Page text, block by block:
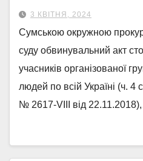
3 КВІТНЯ, 2024
Сумською окружною
суду обвинувальний акт
учасників організованої
людей по всій Україні (ч. 4
№ 2617-VIII від